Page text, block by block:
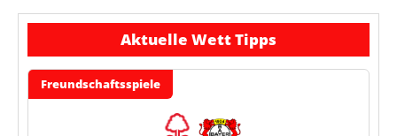
Aktuelle Wett Tipps
Freundschaftsspiele